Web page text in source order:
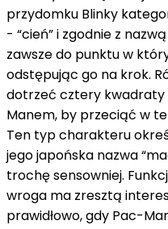
przydomku Blinky
- “cień” i zgodnie z
zawsze do punktu w
odstępując go na krok.
dotrzeć cztery kwadraty
Manem, by przeciąć w
Ten typ charakteru
jego japońska nazwa
trochę sensowniej.
wroga ma zresztą
prawidłowo, gdy Pac-